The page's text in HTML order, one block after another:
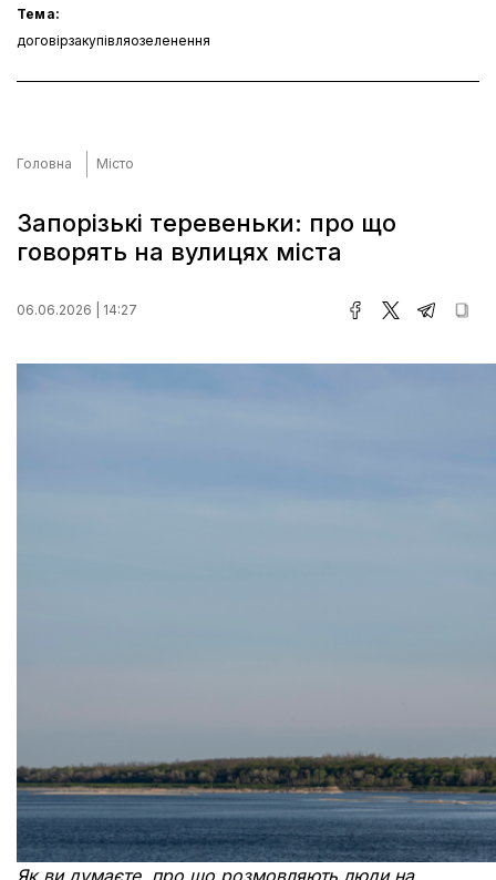
Тема:
договірзакупівляозеленення
Головна Місто
Запорізькі теревеньки: про що
говорять на вулицях міста
06.06.2026 | 14:27
Як ви думаєте, про що розмовляють люди на